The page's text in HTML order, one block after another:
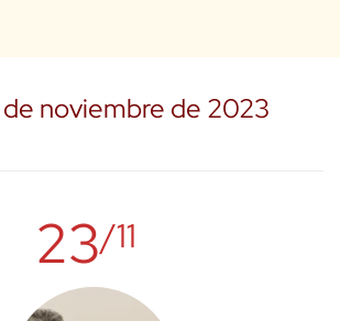
noviembre de 2023
23/11